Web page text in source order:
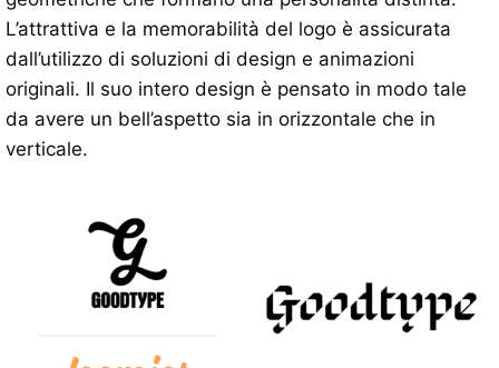
L’attrattiva e la memorabilità del logo è assicurata
dall’utilizzo di soluzioni di design e animazioni
originali. Il suo intero design è pensato in modo tale
da avere un bell’aspetto sia in orizzontale che in
verticale.